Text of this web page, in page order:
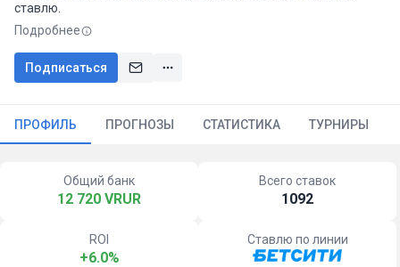
ставлю.
Подробнее
Подписаться
ПРОФИЛЬ ПРОГНОЗЫ СТАТИСТИКА ТУРНИРЫ
Общий банк
12 720 VRUR
Всего ставок
1092
ROI
+6.0%
Ставлю по линии